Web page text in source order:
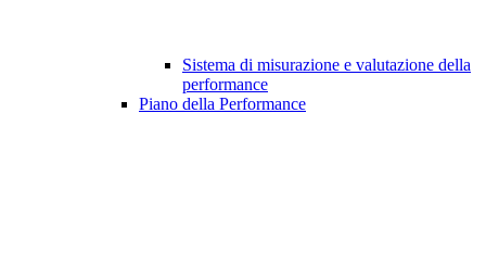
Sistema di misurazione e valutazione della
performance
Piano della Performance